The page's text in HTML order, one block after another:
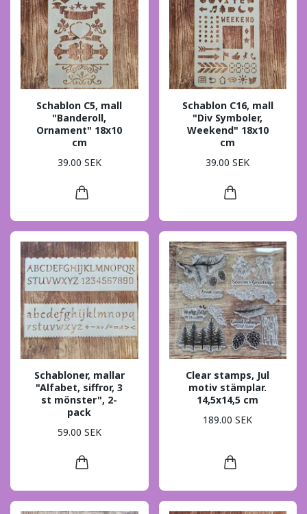
Schablon C5, mall
"Banderoll,
Ornament" 18x10
cm
39.00 SEK
Schablon C16, mall
"Div Symboler,
Weekend" 18x10
cm
39.00 SEK
Schabloner, mallar
"Alfabet, siffror, 3
st mönster", 2-
pack
59.00 SEK
Clear stamps, Jul
motiv stämplar.
14,5x14,5 cm
189.00 SEK